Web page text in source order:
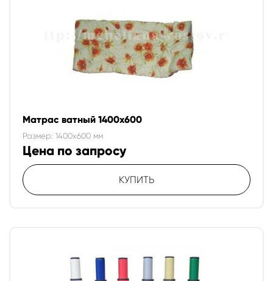
Матрас ватный 1400х600
Размер: 1400x600 мм
Цена по запросу
КУПИТЬ